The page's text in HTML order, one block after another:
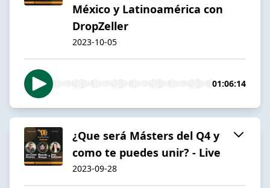
México y Latinoamérica con
DropZeller
2023-10-05
01:06:14
¿Que será Másters del Q4 y
como te puedes unir? - Live
2023-09-28